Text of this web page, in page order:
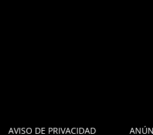
AVISO DE PRIVACIDAD